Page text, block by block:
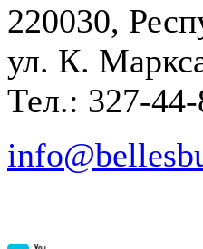
220030,
ул. К.
Тел.: 327-